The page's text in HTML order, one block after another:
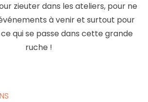
zieuter dans les ateliers, pour ne
à venir et surtout pour
qui se passe dans cette grande
ruche !